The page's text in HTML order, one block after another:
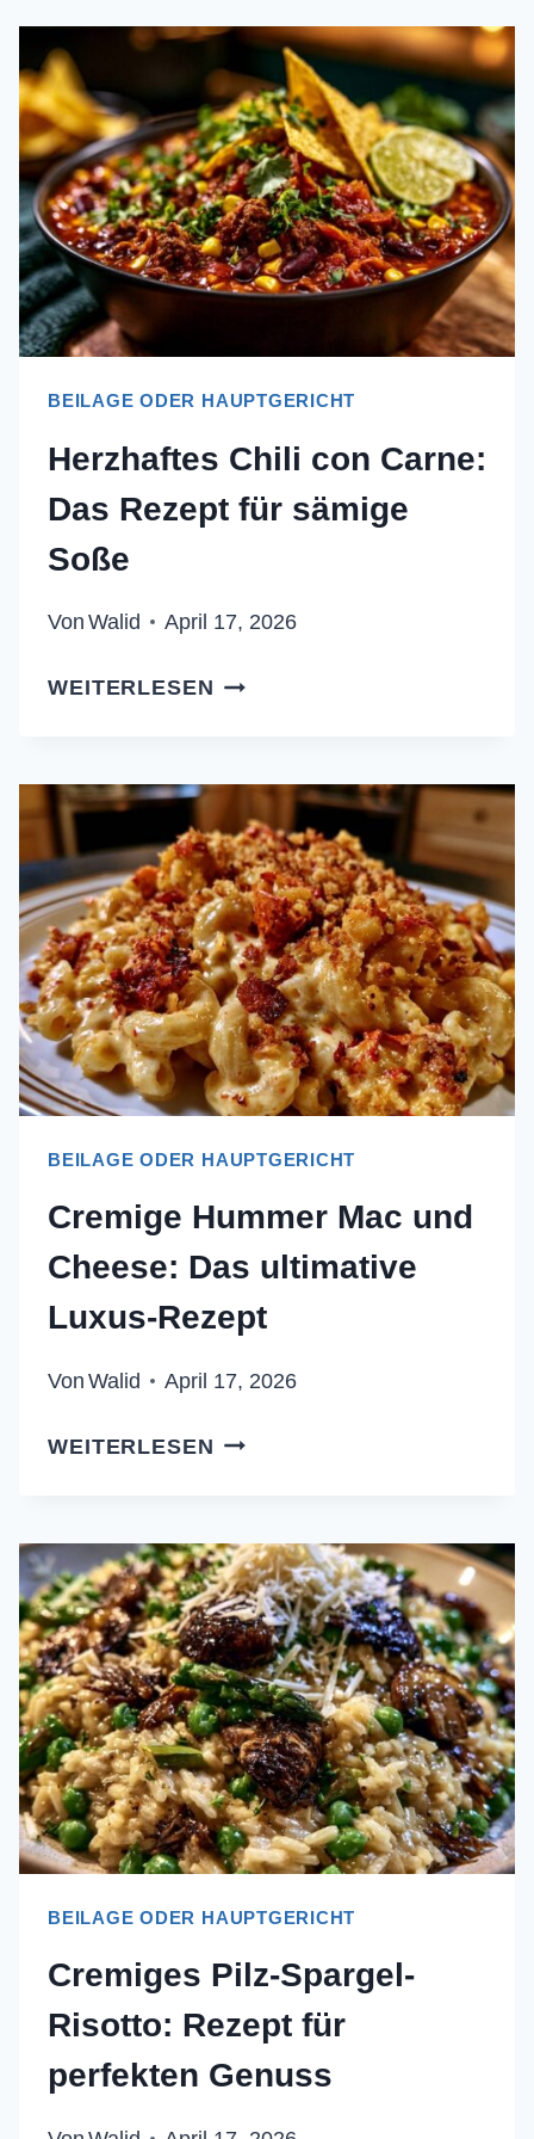
BEILAGE ODER HAUPTGERICHT
Herzhaftes Chili con Carne:
Das Rezept für sämige
Soße
Von Walid April 17, 2026
WEITERLESEN HERZHAFTES
CARNE:
DAS
REZEPT
FÜR
SÄMIGE
SOSSE
BEILAGE ODER HAUPTGERICHT
Cremige Hummer Mac und
Cheese: Das ultimative
Luxus-Rezept
Von Walid April 17, 2026
WEITERLESEN CREMIGE
UND
CHEESE:
DAS
ULTIMATIVE
LUXUS-
REZEPT
BEILAGE ODER HAUPTGERICHT
Cremiges Pilz-Spargel-
Risotto: Rezept für
perfekten Genuss